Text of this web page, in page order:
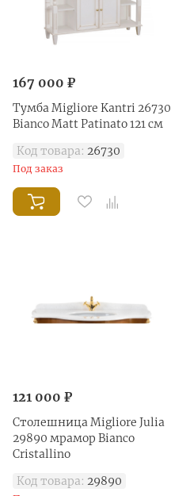
167 000 ₽
Тумба Migliore Kantri 26730
Bianco Matt Patinato 121 см
Код товара: 26730
Под заказ
121 000 ₽
Столешница Migliore Julia
29890 мрамор Bianco
Cristallino
Код товара: 29890